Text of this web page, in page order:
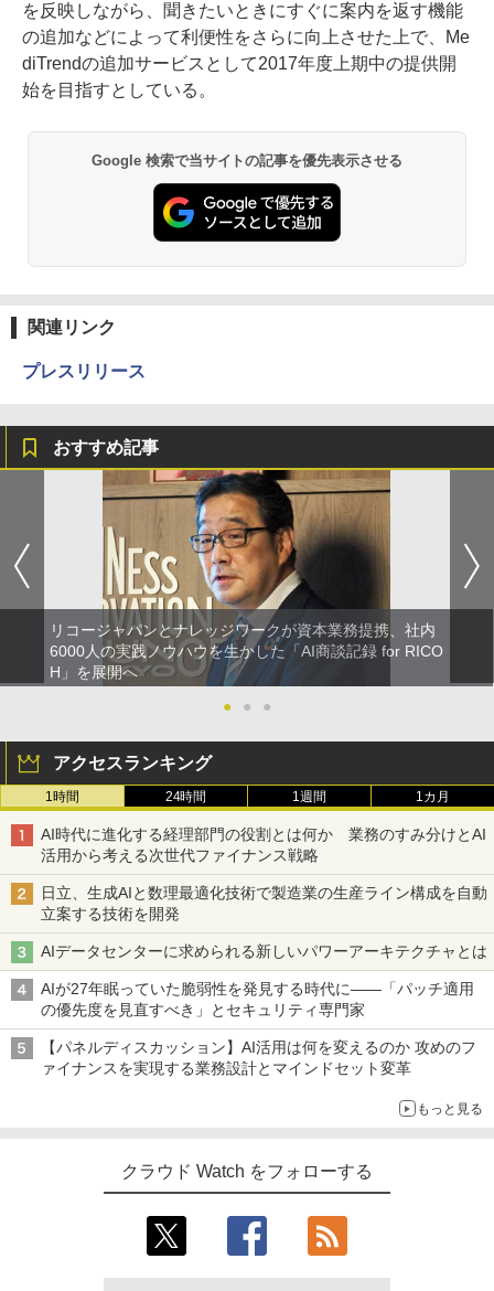
を反映しながら、聞きたいときにすぐに案内を返す機能
の追加などによって利便性をさらに向上させた上で、Me
diTrendの追加サービスとして2017年度上期中の提供開
始を目指すとしている。
Google 検索で当サイトの記事を優先表示させる
関連リンク
プレスリリース
おすすめ記事
リコージャパンとナレッジワークが資本業務提携、社内
6000人の実践ノウハウを生かした「AI商談記録 for RICO
H」を展開へ
●
● ●
アクセスランキング
1時間 24時間 1週間 1カ月
AI時代に進化する経理部門の役割とは何か 業務のすみ分けとAI
活用から考える次世代ファイナンス戦略
日立、生成AIと数理最適化技術で製造業の生産ライン構成を自動
立案する技術を開発
AIデータセンターに求められる新しいパワーアーキテクチャとは
AIが27年眠っていた脆弱性を発見する時代に――「パッチ適用
の優先度を見直すべき」とセキュリティ専門家
【パネルディスカッション】AI活用は何を変えるのか 攻めのフ
ァイナンスを実現する業務設計とマインドセット変革
もっと見る
クラウド Watch をフォローする